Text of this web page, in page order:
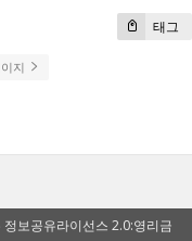
태그
지
보공유라이선스 2.0:영리금